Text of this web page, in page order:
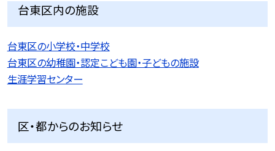
台東区内の施設
台東区の小学校・中学校
台東区の幼稚園・認定こども園・子どもの施設
生涯学習センター
区・都からのお知らせ